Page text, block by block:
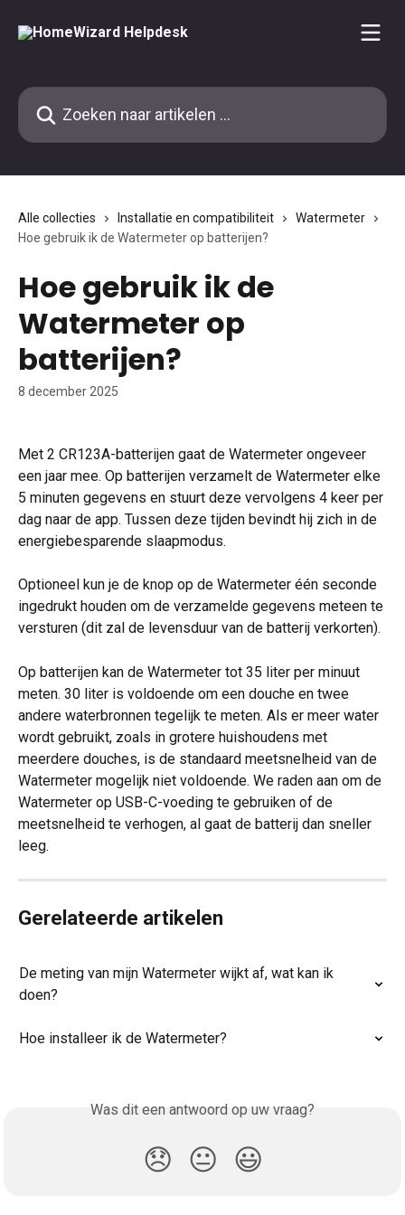
Zoeken naar artikelen ...
Alle collecties Installatie en compatibiliteit
Watermeter
Hoe gebruik ik de Watermeter op batterijen?
Hoe gebruik ik de
Watermeter op
batterijen?
8 december 2025
Met 2 CR123A-batterijen gaat de Watermeter ongeveer
een jaar mee. Op batterijen verzamelt de Watermeter elke
5 minuten gegevens en stuurt deze vervolgens 4 keer per
dag naar de app. Tussen deze tijden bevindt hij zich in de
energiebesparende slaapmodus.
Optioneel kun je de knop op de Watermeter één seconde
ingedrukt houden om de verzamelde gegevens meteen te
versturen (dit zal de levensduur van de batterij verkorten).
Op batterijen kan de Watermeter tot 35 liter per minuut
meten. 30 liter is voldoende om een douche en twee
andere waterbronnen tegelijk te meten. Als er meer water
wordt gebruikt, zoals in grotere huishoudens met
meerdere douches, is de standaard meetsnelheid van de
Watermeter mogelijk niet voldoende. We raden aan om de
Watermeter op USB-C-voeding te gebruiken of de
meetsnelheid te verhogen, al gaat de batterij dan sneller
leeg.
Gerelateerde artikelen
De meting van mijn Watermeter wijkt af, wat kan ik
doen?
Hoe installeer ik de Watermeter?
Was dit een antwoord op uw vraag?
😞 😐 😃